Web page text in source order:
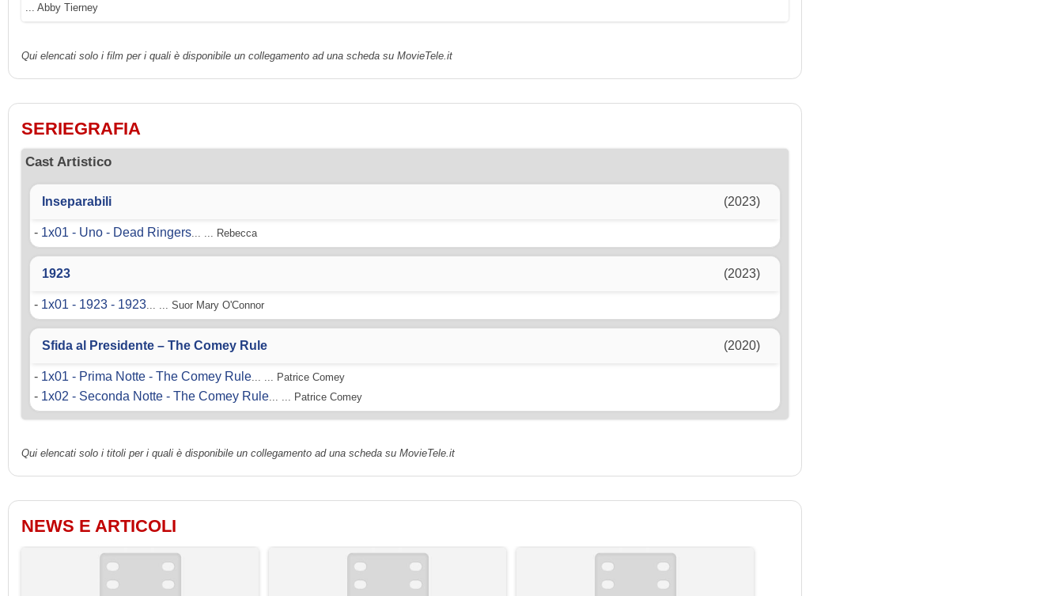
... Abby Tierney
Qui elencati solo i film per i quali è disponibile un collegamento ad una scheda su MovieTele.it
SERIEGRAFIA
Cast Artistico
Inseparabili (2023)
- 1x01 - Uno - Dead Ringers... ... Rebecca
1923 (2023)
- 1x01 - 1923 - 1923... ... Suor Mary O'Connor
Sfida al Presidente – The Comey Rule (2020)
- 1x01 - Prima Notte - The Comey Rule... ... Patrice Comey
- 1x02 - Seconda Notte - The Comey Rule... ... Patrice Comey
Qui elencati solo i titoli per i quali è disponibile un collegamento ad una scheda su MovieTele.it
NEWS E ARTICOLI